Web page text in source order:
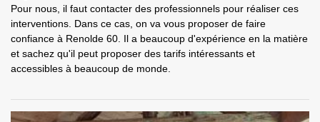
Pour nous, il faut contacter des professionnels pour réaliser ces
interventions. Dans ce cas, on va vous proposer de faire
confiance à Renolde 60. Il a beaucoup d'expérience en la matière
et sachez qu'il peut proposer des tarifs intéressants et
accessibles à beaucoup de monde.